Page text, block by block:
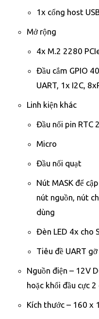
1x cổng host
Mở rộng
4x M.2 2280
Đầu cắm GPIO
UART, 1x I2C,
Linh kiện khác
Đầu nối pin RTC
Micro
Đầu nối quạt
Nút MASK để
nút nguồn, nút
dùng
Đèn LED 4x cho
Tiêu đề UART
Nguồn điện – 12V
hoặc khối đầu cực 2
Kích thước – 160 x